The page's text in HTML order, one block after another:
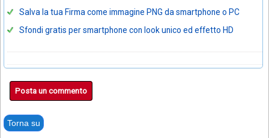
Salva la tua Firma come immagine PNG da smartphone o PC
Sfondi gratis per smartphone con look unico ed effetto HD
Posta un commento
Torna su